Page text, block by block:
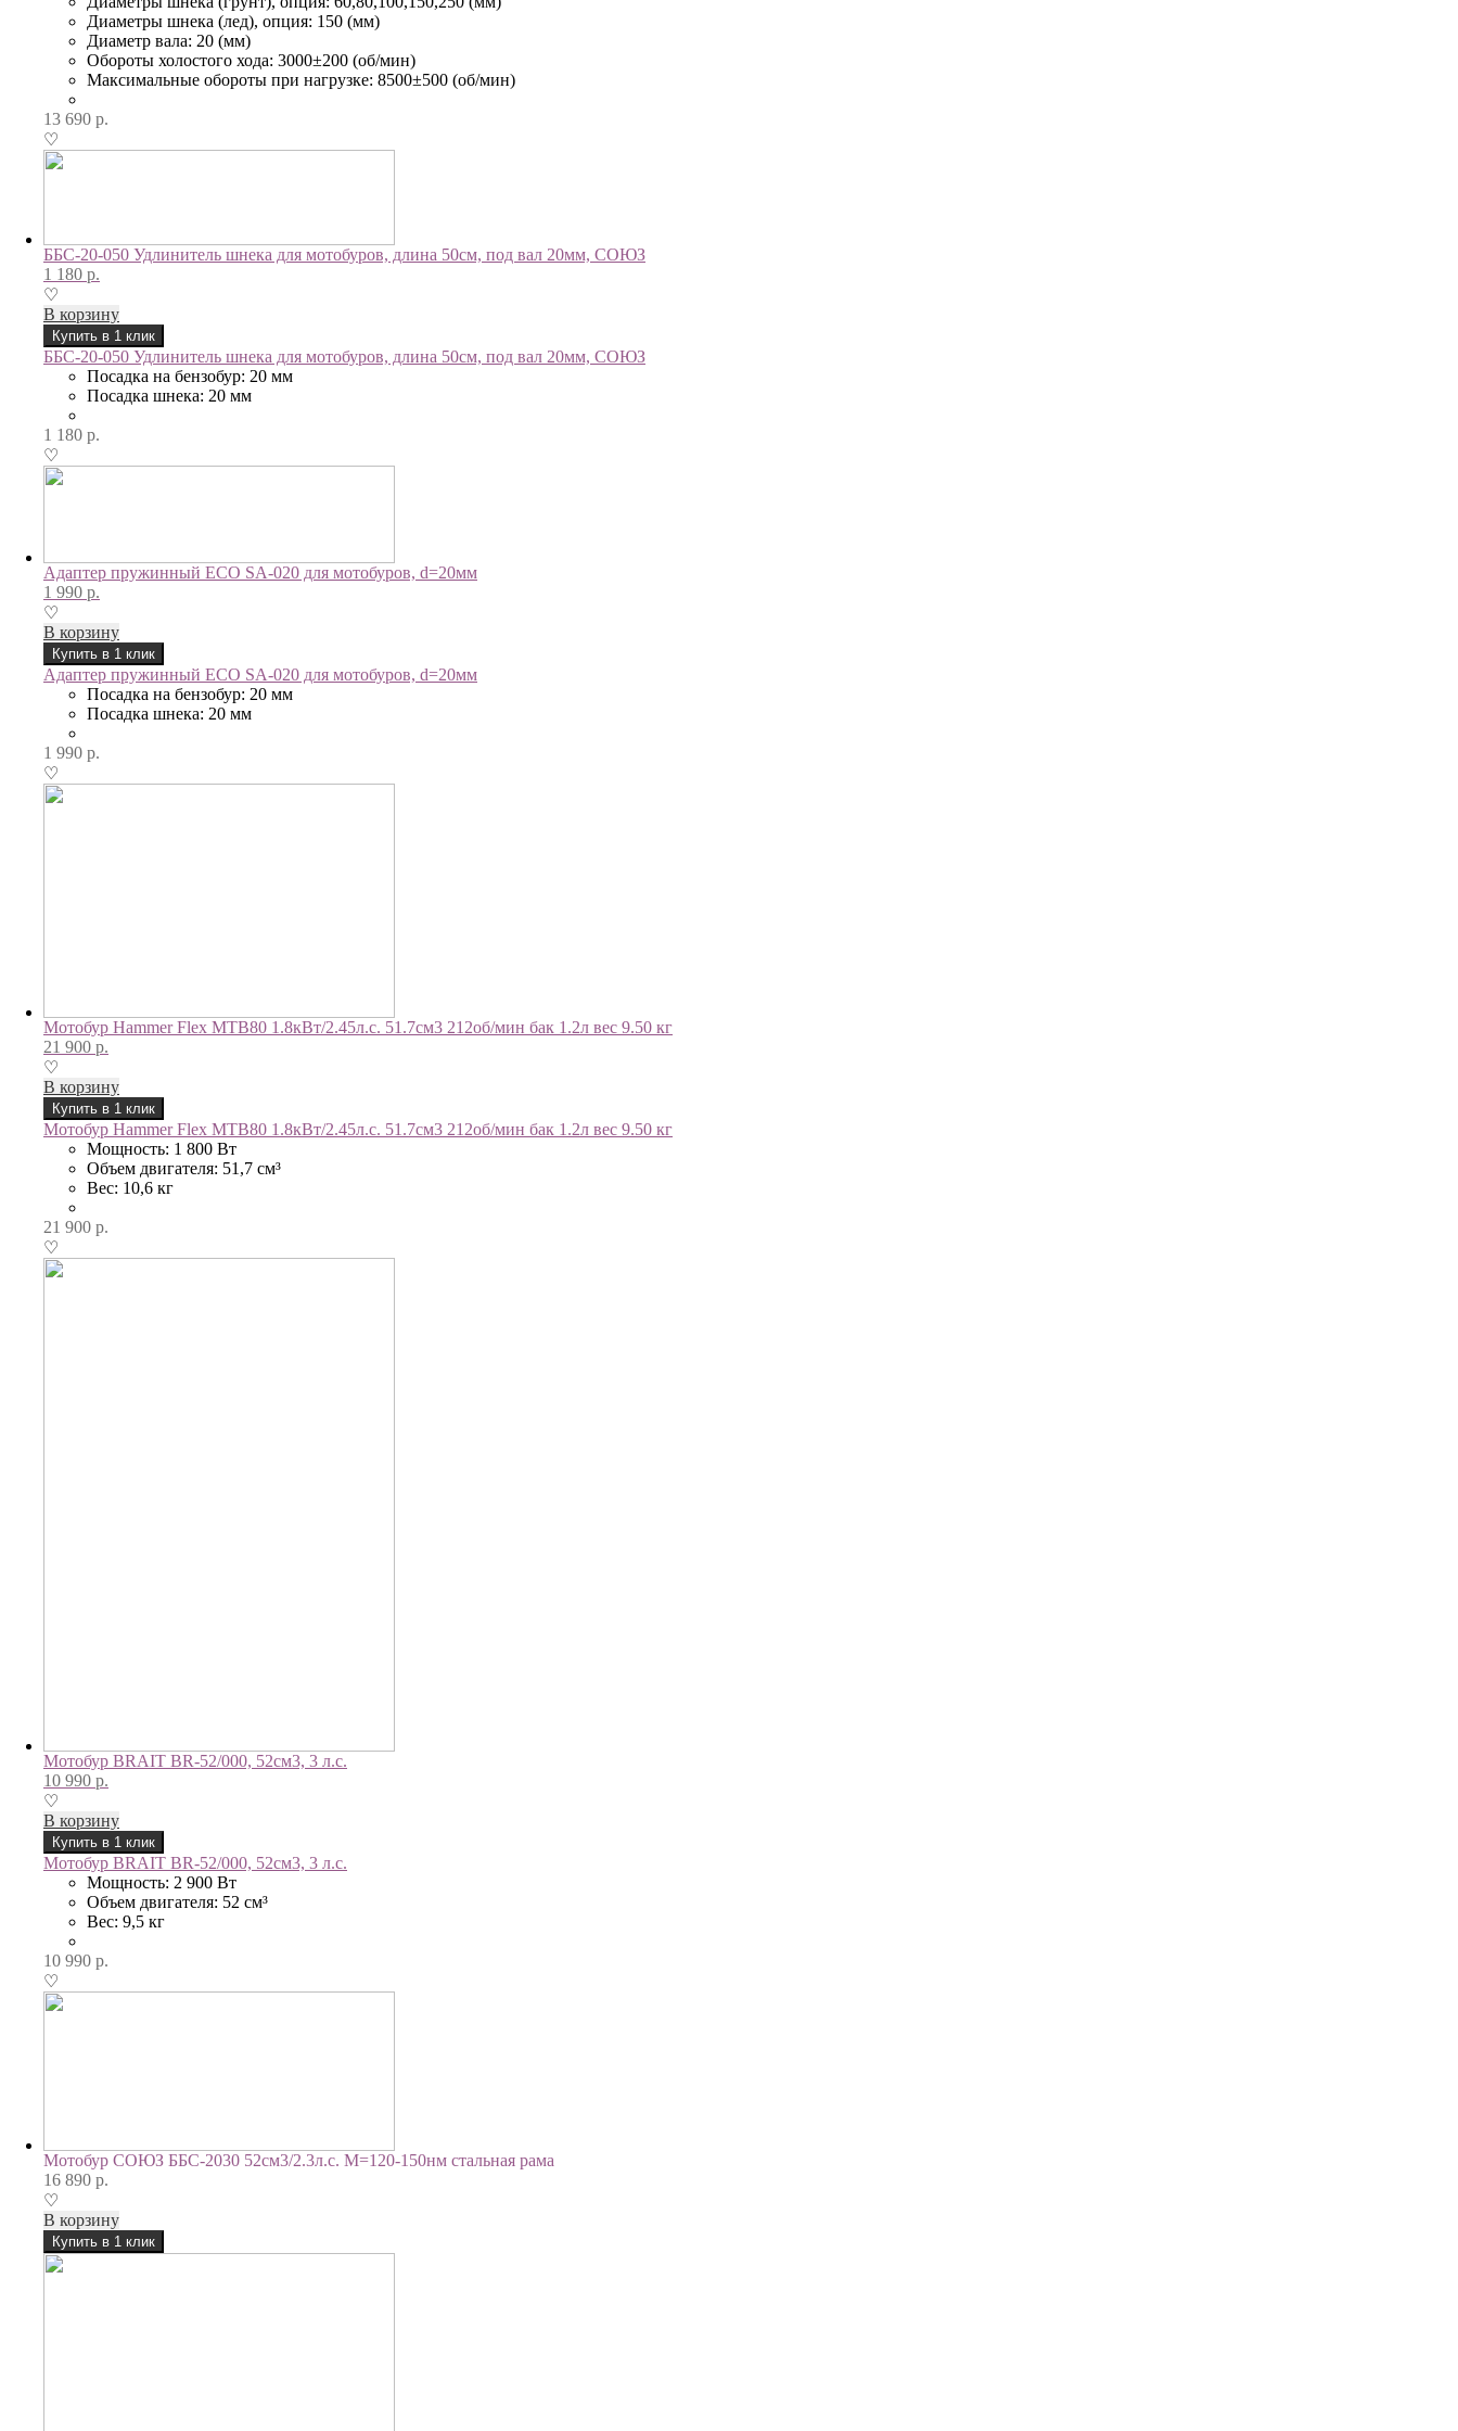
Диаметры шнека (лед), опция: 150 (мм)
Диаметр вала: 20 (мм)
Обороты холостого хода: 3000±200 (об/мин)
Максимальные обороты при нагрузке: 8500±500 (об/мин)
13 690 р.
♡
ББС-20-050 Удлинитель шнека для мотобуров, длина 50см, под вал 20мм, СОЮЗ
1 180 р.
♡
В корзину
Купить в 1 клик
ББС-20-050 Удлинитель шнека для мотобуров, длина 50см, под вал 20мм, СОЮЗ
Посадка на бензобур: 20 мм
Посадка шнека: 20 мм
1 180 р.
♡
Адаптер пружинный ECO SA-020 для мотобуров, d=20мм
1 990 р.
♡
В корзину
Купить в 1 клик
Адаптер пружинный ECO SA-020 для мотобуров, d=20мм
Посадка на бензобур: 20 мм
Посадка шнека: 20 мм
1 990 р.
♡
Мотобур Hammer Flex MTB80 1.8кВт/2.45л.с. 51.7см3 212об/мин бак 1.2л вес 9.50 кг
21 900 р.
♡
В корзину
Купить в 1 клик
Мотобур Hammer Flex MTB80 1.8кВт/2.45л.с. 51.7см3 212об/мин бак 1.2л вес 9.50 кг
Мощность: 1 800 Вт
Объем двигателя: 51,7 см³
Вес: 10,6 кг
21 900 р.
♡
Мотобур BRAIT BR-52/000, 52см3, 3 л.с.
10 990 р.
♡
В корзину
Купить в 1 клик
Мотобур BRAIT BR-52/000, 52см3, 3 л.с.
Мощность: 2 900 Вт
Объем двигателя: 52 см³
Вес: 9,5 кг
10 990 р.
♡
Мотобур СОЮЗ ББС-2030 52см3/2.3л.с. М=120-150нм стальная рама
16 890 р.
♡
В корзину
Купить в 1 клик